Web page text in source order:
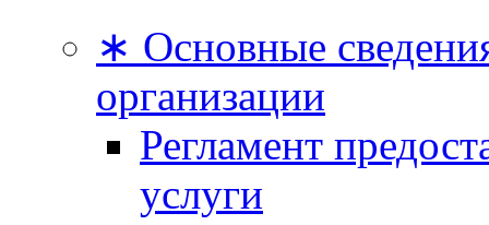
∗ Основные
организации
Регламент
услуги